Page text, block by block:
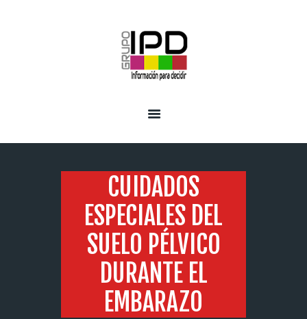
CUIDADOS
ESPECIALES DEL
SUELO PÉLVICO
DURANTE EL
EMBARAZO